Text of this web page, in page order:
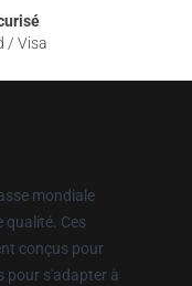
/ Visa
mondiale
qualité. Ces
conçus pour
pour s'adapter à